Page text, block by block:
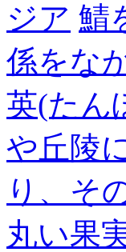
ジア 鯖
係をな
英(たん
や丘陵
り、そ
丸い果